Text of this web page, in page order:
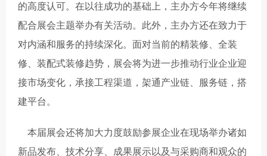
的高度认可。在以往成功的基础上，主办方今年将继续
配合展会主题举办有关活动。此外，主办方还在致力于
对内涵和服务的持续深化。面对当前的精装修、全装
修、装配式装修趋势，展会将为进一步推动行业企业迎
接市场变化，承接工程渠道，架通产业链、服务链，搭
建平台。
本届展会还将加大力度鼓励参展企业在现场举办诸如
新品发布、技术分享、成果展示以及与采购商和观众的